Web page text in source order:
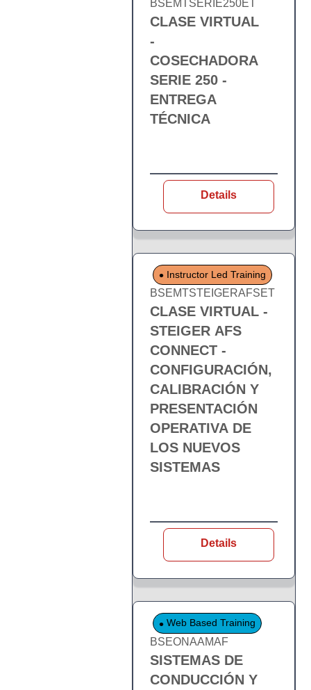
BSEMTSERIE250ET
CLASE VIRTUAL
-
COSECHADORA
SERIE 250 -
ENTREGA
TÉCNICA
Details
Instructor Led Training
BSEMTSTEIGERAFSET
CLASE VIRTUAL -
STEIGER AFS
CONNECT -
CONFIGURACIÓN,
CALIBRACIÓN Y
PRESENTACIÓN
OPERATIVA DE
LOS NUEVOS
SISTEMAS
Details
Web Based Training
BSEONAAMAF
SISTEMAS DE
CONDUCCIÓN Y